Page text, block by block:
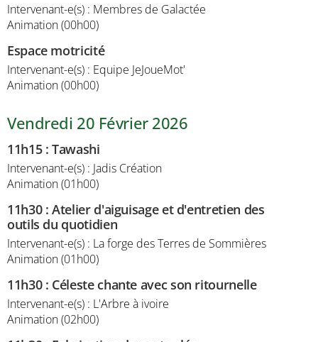
Intervenant-e(s) : Membres de Galactée
Animation (00h00)
Espace motricité
Intervenant-e(s) : Equipe JeJoueMot'
Animation (00h00)
Vendredi 20 Février 2026
11h15:Tawashi
Intervenant-e(s) : Jadis Création
Animation (01h00)
11h30:Atelier d'aiguisage et d'entretien des
outils du quotidien
Intervenant-e(s) : La forge des Terres de Sommières
Animation (01h00)
11h30: Céleste chante avec son ritournelle
Intervenant-e(s) : L'Arbre à ivoire
Animation (02h00)